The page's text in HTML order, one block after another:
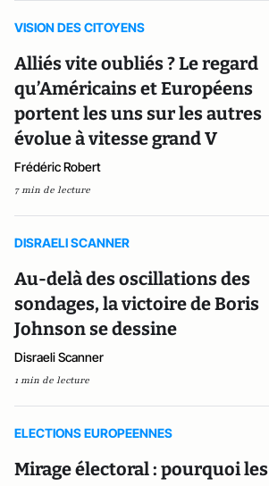
VISION DES CITOYENS
Alliés vite oubliés ? Le regard
qu’Américains et Européens
portent les uns sur les autres
évolue à vitesse grand V
Frédéric Robert
7 min de lecture
DISRAELI SCANNER
Au-delà des oscillations des
sondages, la victoire de Boris
Johnson se dessine
Disraeli Scanner
1 min de lecture
ELECTIONS EUROPEENNES
Mirage électoral : pourquoi les